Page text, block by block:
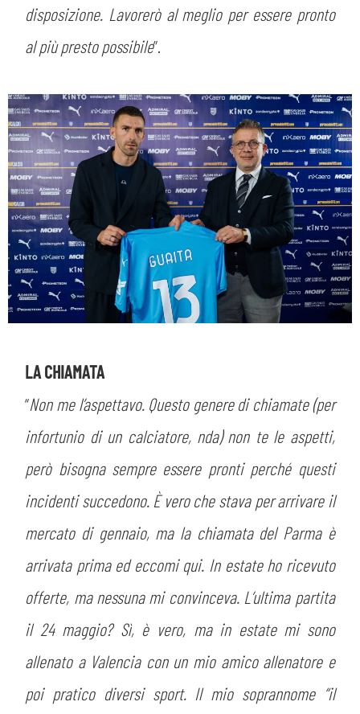
disposizione. Lavorerò al meglio per essere pronto
al più presto possibile”.
LA CHIAMATA
“Non me l’aspettavo. Questo genere di chiamate (per
infortunio di un calciatore, nda) non te le aspetti,
però bisogna sempre essere pronti perché questi
incidenti succedono. È vero che stava per arrivare il
mercato di gennaio, ma la chiamata del Parma è
arrivata prima ed eccomi qui. In estate ho ricevuto
offerte, ma nessuna mi convinceva. L’ultima partita
il 24 maggio? Sì, è vero, ma in estate mi sono
allenato a Valencia con un mio amico allenatore e
poi pratico diversi sport. Il mio soprannome “il